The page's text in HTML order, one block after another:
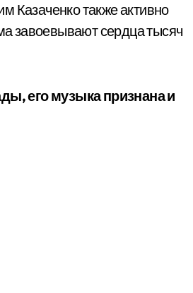
Казаченко также активно
завоевывают сердца тысяч
его музыка признана и